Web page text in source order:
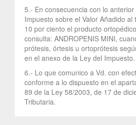
5.- En consecuencia con lo
Impuesto sobre el Valor Añadido al
10 por ciento el producto
consulta: ANDROPENIS MINI,
prótesis, órtesis u ortoprótesis
en el anexo de la Ley del Impuesto.
6.- Lo que comunico a Vd. con
conforme a lo dispuesto en el
89 de la Ley 58/2003, de 17 de
Tributaria.